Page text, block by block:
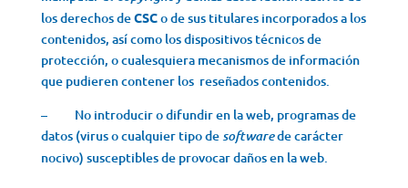
los derechos deCSCo de sus titulares incorporados a los
contenidos, así como los dispositivos técnicos de
protección, o cualesquiera mecanismos de información
que pudieren contener los reseñados contenidos.
– No introducir o difundir en la web, programas de
datos (virus o cualquier tipo desoftwarede carácter
nocivo) susceptibles de provocar daños en la web.